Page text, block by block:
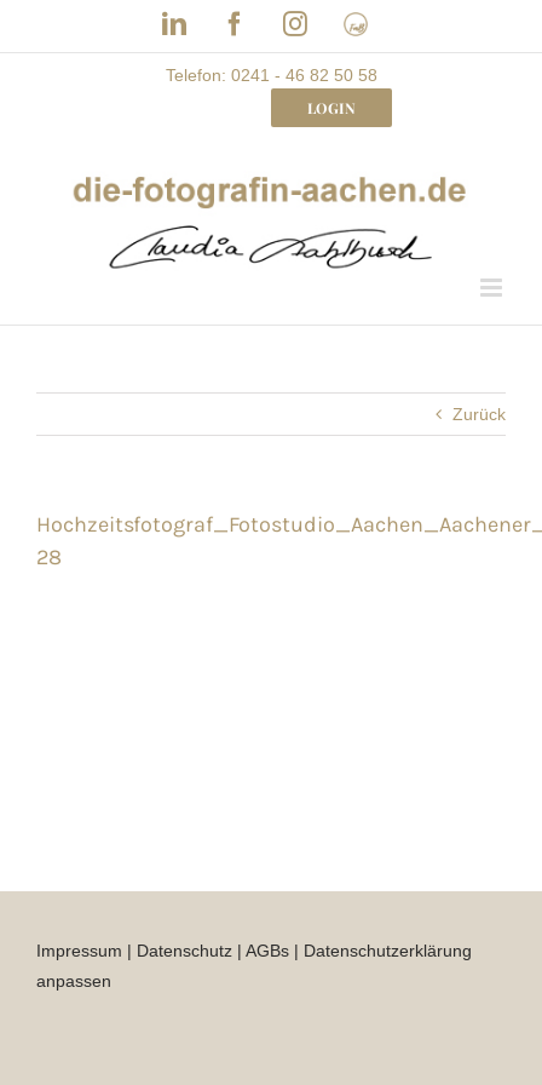
LinkedInFacebookInstagram
Frau
mit
Bizz
Telefon: 0241 - 46 82 50 58
LOGIN
Zurück
28
Impressum | Datenschutz | AGBs | Datenschutzerklärung
anpassen